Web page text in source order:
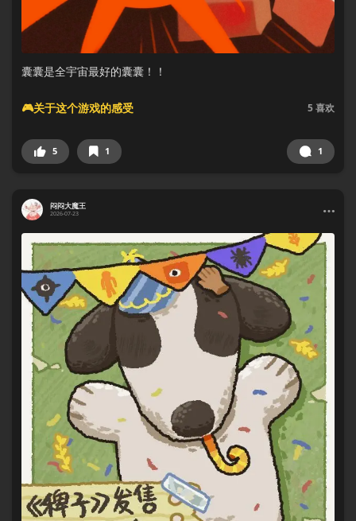
囊囊是全宇宙最好的囊囊！！
🎮关于这个游戏的感受 5喜欢
5 1 1
闷闷大魔王
2026-07-23